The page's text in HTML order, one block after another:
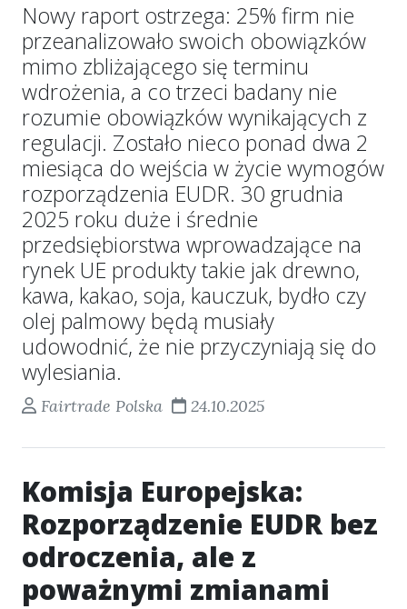
Nowy raport ostrzega: 25% firm nie
przeanalizowało swoich obowiązków
mimo zbliżającego się terminu
wdrożenia, a co trzeci badany nie
rozumie obowiązków wynikających z
regulacji. Zostało nieco ponad dwa 2
miesiąca do wejścia w życie wymogów
rozporządzenia EUDR. 30 grudnia
2025 roku duże i średnie
przedsiębiorstwa wprowadzające na
rynek UE produkty takie jak drewno,
kawa, kakao, soja, kauczuk, bydło czy
olej palmowy będą musiały
udowodnić, że nie przyczyniają się do
wylesiania.
Fairtrade Polska 24.10.2025
Komisja Europejska:
Rozporządzenie EUDR bez
odroczenia, ale z
poważnymi zmianami